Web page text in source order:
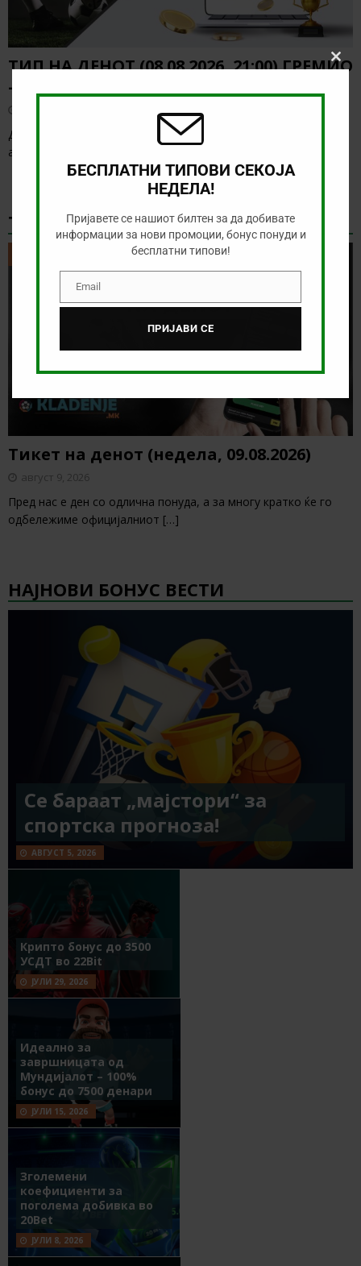
ТИП НА ДЕНОТ (08.08.2026, 21:00) ГРЕМИО
– САО ПАОЛО
Денес нема голема понуда за обложување, а ние ќе го
анализираме дуелот од бразилското првенство
ТИКЕТ НА ДЕНОТ
Тикет на денот (недела, 09.08.2026)
август 9, 2026
Пред нас е ден со одлична понуда, а за многу кратко ќе го
одбележиме официјалниот […]
НАЈНОВИ БОНУС ВЕСТИ
Се бараат „мајстори“ за
спортска прогноза!
АВГУСТ 5, 2026
Крипто бонус до 3500
УСДТ во 22Bit
ЈУЛИ 29, 2026
Идеално за
завршницата од
Мундијалот – 100%
бонус до 7500 денари
ЈУЛИ 15, 2026
Зголемени
коефициенти за
поголема добивка во
20Bet
ЈУЛИ 8, 2026
Close
БЕСПЛАТНИ ТИПОВИ СЕКОЈА
НЕДЕЛА!
Пријавете се нашиот билтен за да добивате
информации за нови промоции, бонус понуди и
бесплатни типови!
EmailEmail
ПРИЈАВИ СЕ